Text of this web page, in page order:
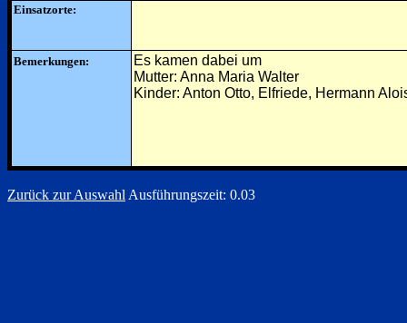
Einsatzorte:
Bemerkungen:
Es kamen dabei um
Mutter: Anna Maria Walter
Kinder: Anton Otto, Elfriede, Hermann
Zurück zur Auswahl Ausführungszeit: 0.03